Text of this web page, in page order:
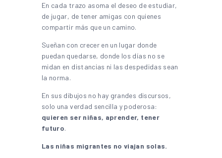
En cada trazo asoma el deseo de estudiar,
de jugar, de tener amigas con quienes
compartir más que un camino.
Sueñan con crecer en un lugar donde
puedan quedarse, donde los días no se
midan en distancias ni las despedidas sean
la norma.
En sus dibujos no hay grandes discursos,
solo una verdad sencilla y poderosa:
quieren ser niñas, aprender, tener
futuro.
Las niñas migrantes no viajan solas.